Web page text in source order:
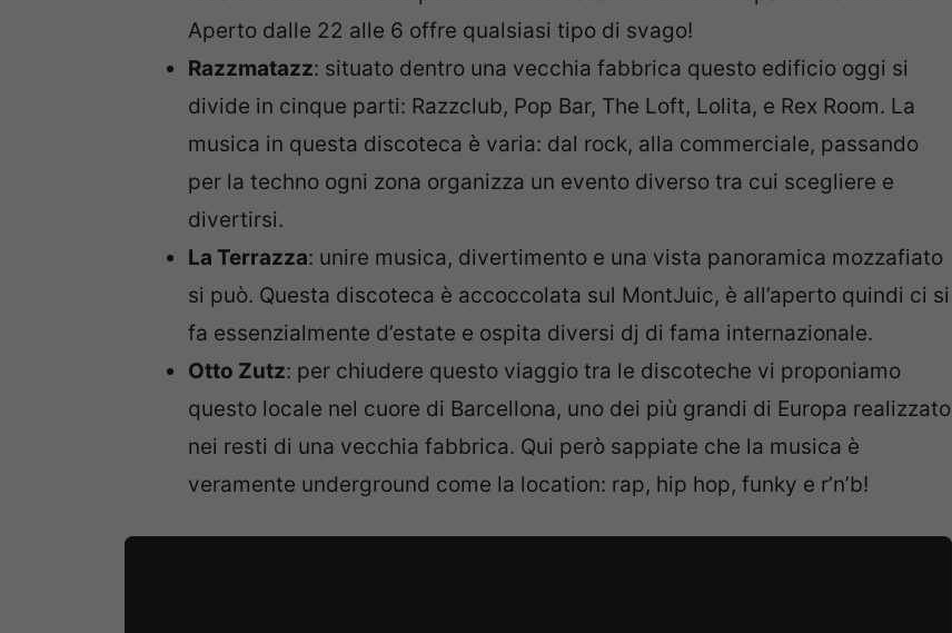
Aperto dalle 22 alle 6 offre qualsiasi tipo di svago!
Razzmatazz: situato dentro una vecchia fabbrica questo edificio oggi si
divide in cinque parti: Razzclub, Pop Bar, The Loft, Lolita, e Rex Room. La
musica in questa discoteca è varia: dal rock, alla commerciale, passando
per la techno ogni zona organizza un evento diverso tra cui scegliere e
divertirsi.
La Terrazza: unire musica, divertimento e una vista panoramica mozzafiato
si può. Questa discoteca è accoccolata sul MontJuic, è all’aperto quindi ci si
fa essenzialmente d’estate e ospita diversi dj di fama internazionale.
Otto Zutz: per chiudere questo viaggio tra le discoteche vi proponiamo
questo locale nel cuore di Barcellona, uno dei più grandi di Europa realizzato
nei resti di una vecchia fabbrica. Qui però sappiate che la musica è
veramente underground come la location: rap, hip hop, funky e r’n’b!